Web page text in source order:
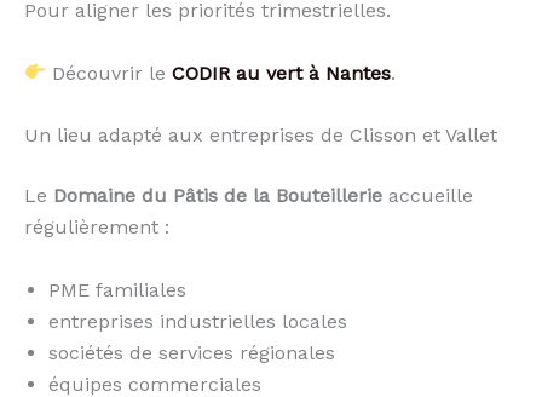
Pour aligner les priorités trimestrielles.
Découvrir leCODIR au vert à Nantes.
Un lieu adapté aux entreprises de Clisson et Vallet
Le Domaine du Pâtis de la Bouteillerie accueille
régulièrement :
PME familiales
entreprises industrielles locales
sociétés de services régionales
équipes commerciales